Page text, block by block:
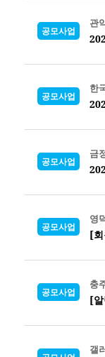
공모사업
관
공모사업
한
공모사업
금
공모사업
영
[
공모사업
충
[
갤